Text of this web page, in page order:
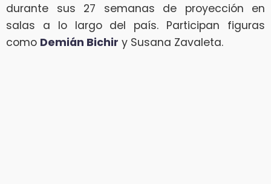
durante sus 27 semanas de proyección en
salas a lo largo del país. Participan figuras
como Demián Bichir y Susana Zavaleta.